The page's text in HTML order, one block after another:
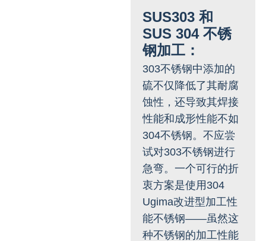
SUS303 和
SUS 304 不锈
钢加工：
303不锈钢中添加的
硫不仅降低了其耐腐
蚀性，还导致其焊接
性能和成形性能不如
304不锈钢。不应尝
试对303不锈钢进行
急弯。一个可行的折
衷方案是使用304
Ugima改进型加工性
能不锈钢——虽然这
种不锈钢的加工性能